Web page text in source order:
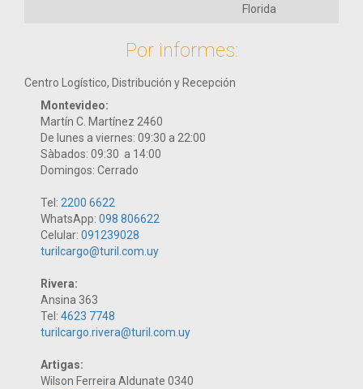
Florida
Por informes:
Centro Logístico, Distribución y Recepción
Montevideo:
Martín C. Martínez 2460
De lunes a viernes: 09:30 a 22:00
Sàbados: 09:30 a 14:00
Domingos: Cerrado
Tel: 2200 6622
WhatsApp: 098 806622
Celular: 091239028
turilcargo@turil.com.uy
Rivera:
Ansina 363
Tel: 4623 7748
turilcargo.rivera@turil.com.uy
Artigas:
Wilson Ferreira Aldunate 0340